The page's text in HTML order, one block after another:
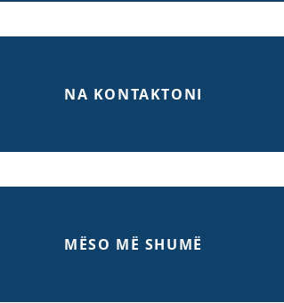
NA KONTAKTONI
MËSO MË SHUMË